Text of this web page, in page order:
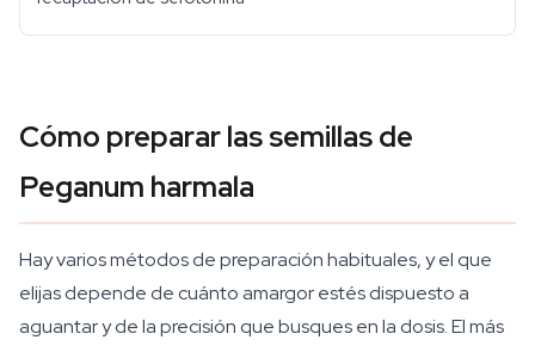
Cómo preparar las semillas de
Peganum harmala
Hay varios métodos de preparación habituales, y el que
elijas depende de cuánto amargor estés dispuesto a
aguantar y de la precisión que busques en la dosis. El más